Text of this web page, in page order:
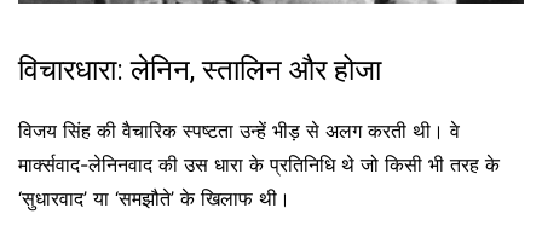
विचारधारा: लेनिन, स्तालिन और होजा
विजय सिंह की वैचारिक स्पष्टता उन्हें भीड़ से अलग करती थी। वे
मार्क्सवाद-लेनिनवाद की उस धारा के प्रतिनिधि थे जो किसी भी तरह के
‘सुधारवाद’ या ‘समझौते’ के खिलाफ थी।